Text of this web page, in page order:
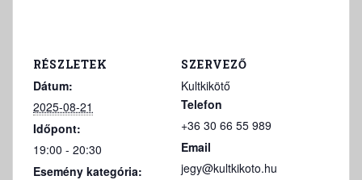
RÉSZLETEK
Dátum:
2025-08-21
Időpont:
19:00 - 20:30
Esemény kategória:
SZERVEZŐ
Kultkikötő
Telefon
+36 30 66 55 989
Email
jegy@kultkikoto.hu